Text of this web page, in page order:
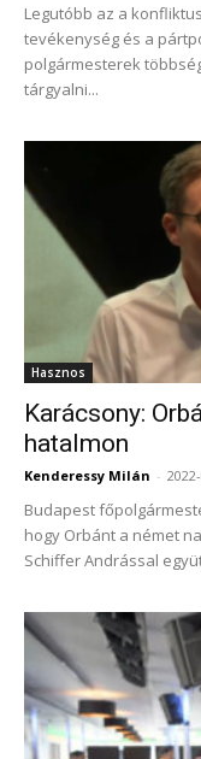
Legutóbb az a
tevékenység és a
polgármesterek
tárgyalni...
Hasznos
Karácsony:
hatalmon
Kenderessy Milán -
Budapest
hogy Orbánt a német
Schiffer Andrással